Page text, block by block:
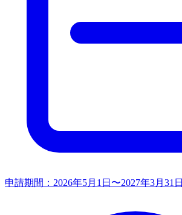
申請期間： 2026年5月1日〜2027年3月31日